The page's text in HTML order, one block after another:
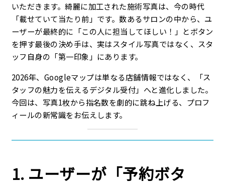
いただきます。綺麗に加工された施術写真は、今の時代
「載せていて当たり前」です。数あるサロンの中から、ユ
ーザーが最終的に「この人に担当してほしい！」とボタン
を押す最後の決め手は、実はスタイル写真ではなく、スタ
ッフ自身の「第一印象」にあります。
2026年、Googleマップは単なる店舗情報ではなく、「ス
タッフの魅力を伝えるデジタル受付」へと進化しました。
今回は、写真1枚から指名数を劇的に跳ね上げる、プロフ
ィールの新常識をお伝えします。
1. ユーザーが「予約ボタ